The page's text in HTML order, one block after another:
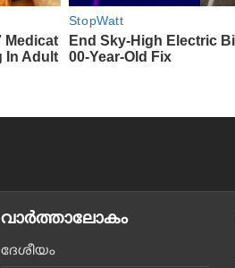
വാര്‍ത്താലോകം
ദേശീയം